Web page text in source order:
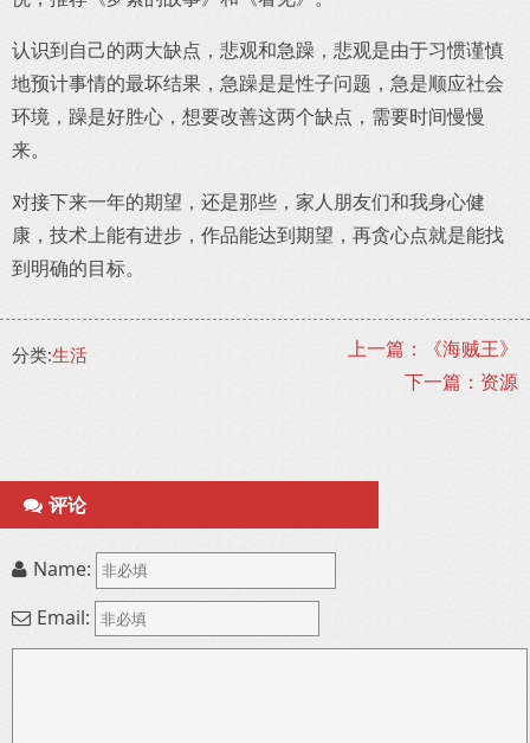
认识到自己的两大缺点，悲观和急躁，悲观是由于习惯谨慎
地预计事情的最坏结果，急躁是是性子问题，急是顺应社会
环境，躁是好胜心，想要改善这两个缺点，需要时间慢慢
来。
对接下来一年的期望，还是那些，家人朋友们和我身心健
康，技术上能有进步，作品能达到期望，再贪心点就是能找
到明确的目标。
分类:生活
上一篇：《海贼王》
下一篇：资源
评论
Name:
Email: